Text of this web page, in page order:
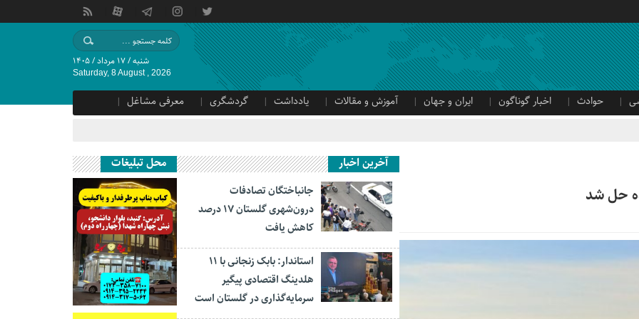
شنبه / ۱۷ مرداد / ۱۴۰۵
Saturday, 8 August , 2026
حوادث اخبار گوناگون ایران و جهان آموزش و مقالات یادداشت گردشگری
معرفی مشاغل
حل شد
آخرین اخبار
جانباختگان تصادفات
درون‌شهری گلستان ۱۷ درصد
کاهش یافت
استاندار: بابک زنجانی با ۱۱
هلدینگ اقتصادی پیگیر
سرمایه‌گذاری در گلستان است
محل تبلیغات